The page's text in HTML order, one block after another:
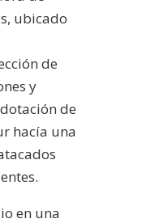
ubicado
de
y
de
hacía una
en una